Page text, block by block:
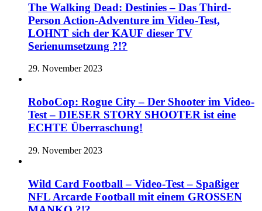
The Walking Dead: Destinies – Das Third-
Person Action-Adventure im Video-Test,
LOHNT sich der KAUF dieser TV
Serienumsetzung ?!?
29. November 2023
RoboCop: Rogue City – Der Shooter im Video-
Test – DIESER STORY SHOOTER ist eine
ECHTE Überraschung!
29. November 2023
Wild Card Football – Video-Test – Spaßiger
NFL Arcarde Football mit einem GROSSEN